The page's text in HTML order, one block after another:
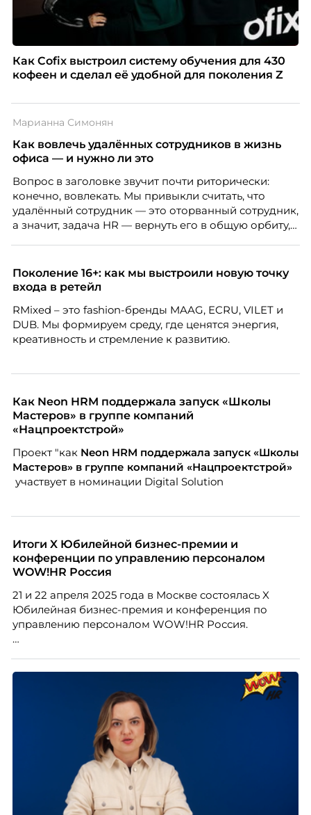
Как Cofix выстроил систему обучения для 430
кофеен и сделал её удобной для поколения Z
Марианна Симонян
Как вовлечь удалённых сотрудников в жизнь
офиса — и нужно ли это
Вопрос в заголовке звучит почти риторически:
конечно, вовлекать. Мы привыкли считать, что
удалённый сотрудник — это оторванный сотрудник,
а значит, задача HR — вернуть его в общую орбиту,
вовлечения, стоит остановиться на неудобном
факте: данные говорят ровно обратное тому, что
подсказывает интуиция. Автор свежего выпуска
Марианна Симонян — HR Tech лидер, эксперт по
People Analytics, приглашённый лектор НИУ ВШЭ и
МИФИ, автор книги «Дао женской карьеры».
Поколение 16+: как мы выстроили новую точку
входа в ретейл
RMixed – это fashion-бренды MAAG, ECRU, VILET и
DUB. Мы формируем среду, где ценятся энергия,
креативность и стремление к развитию.
Как Neon HRM поддержала запуск «Школы
Мастеров» в группе компаний
«Нацпроектстрой»
Проект "какNeon HRM поддержала запуск «Школы
Мастеров» в группе компаний «Нацпроектстрой»
участвует в номинации Digital Solution
Итоги X Юбилейной бизнес-премии и
конференции по управлению персоналом
WOW!HR Россия
21 и 22 апреля 2025 года в Москве состоялась X
Юбилейная бизнес-премия и конференция по
управлению персоналом WOW!HR Россия.